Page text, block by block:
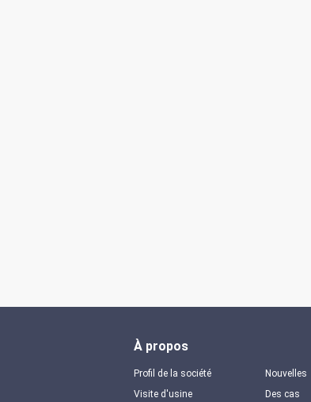
À propos
Profil de la société
Visite d'usine
Nouvelles
Des cas